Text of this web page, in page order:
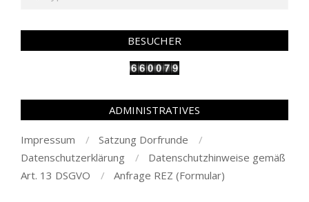
BESUCHER
ADMINISTRATIVES
Impressum
Satzung Dorfrunde
Datenschutzerklärung
Datenschutzhinweise gemäß
Art. 13 DSGVO
Anfrage REZ (Formular)